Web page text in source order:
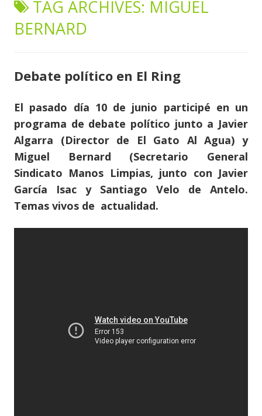
TAG ARCHIVES: MIGUEL
BERNARD
Debate político en El Ring
El pasado día 10 de junio participé en un
programa de debate político junto a Javier
Algarra (Director de El Gato Al Agua) y
Miguel Bernard (Secretario General
Sindicato Manos Limpias, junto con Javier
García Isac y Santiago Velo de Antelo.
Temas vivos de actualidad.